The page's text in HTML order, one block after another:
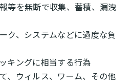
等を無断で収集、蓄積、漏洩
ク、システムなどに過度な負
キングに相当する行為
、ウィルス、ワーム、その他